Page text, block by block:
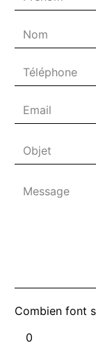
Combien font